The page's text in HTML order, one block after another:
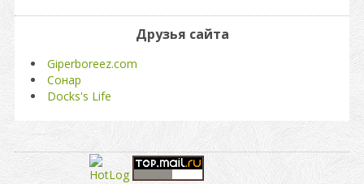
Друзья сайта
Giperboreez.com
Сонар
Docks's Life